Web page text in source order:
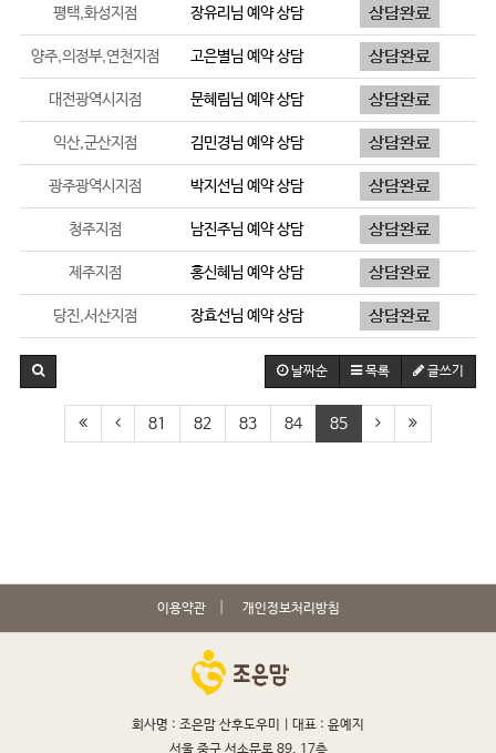
평택,화성지점 장유리 님 예약 상담
양주,의정부,연천지점 고은별님 예약 상담
대전광역시지점 문혜림님 예약 상담
익산,군산지점 김민경님 예약 상담
광주광역시지점 박지선님 예약 상담
청주지점 남진주님 예약 상담
제주지점 홍신혜 님 예약 상담
당진,서산지점 장효선님 예약 상담
날짜순 목록 글쓰기
81 82 83 84 85
이용약관 개인정보처리방침
회사명 : 조은맘 산후도우미 | 대표 : 윤예지
서울 중구 서소문로 89, 17층